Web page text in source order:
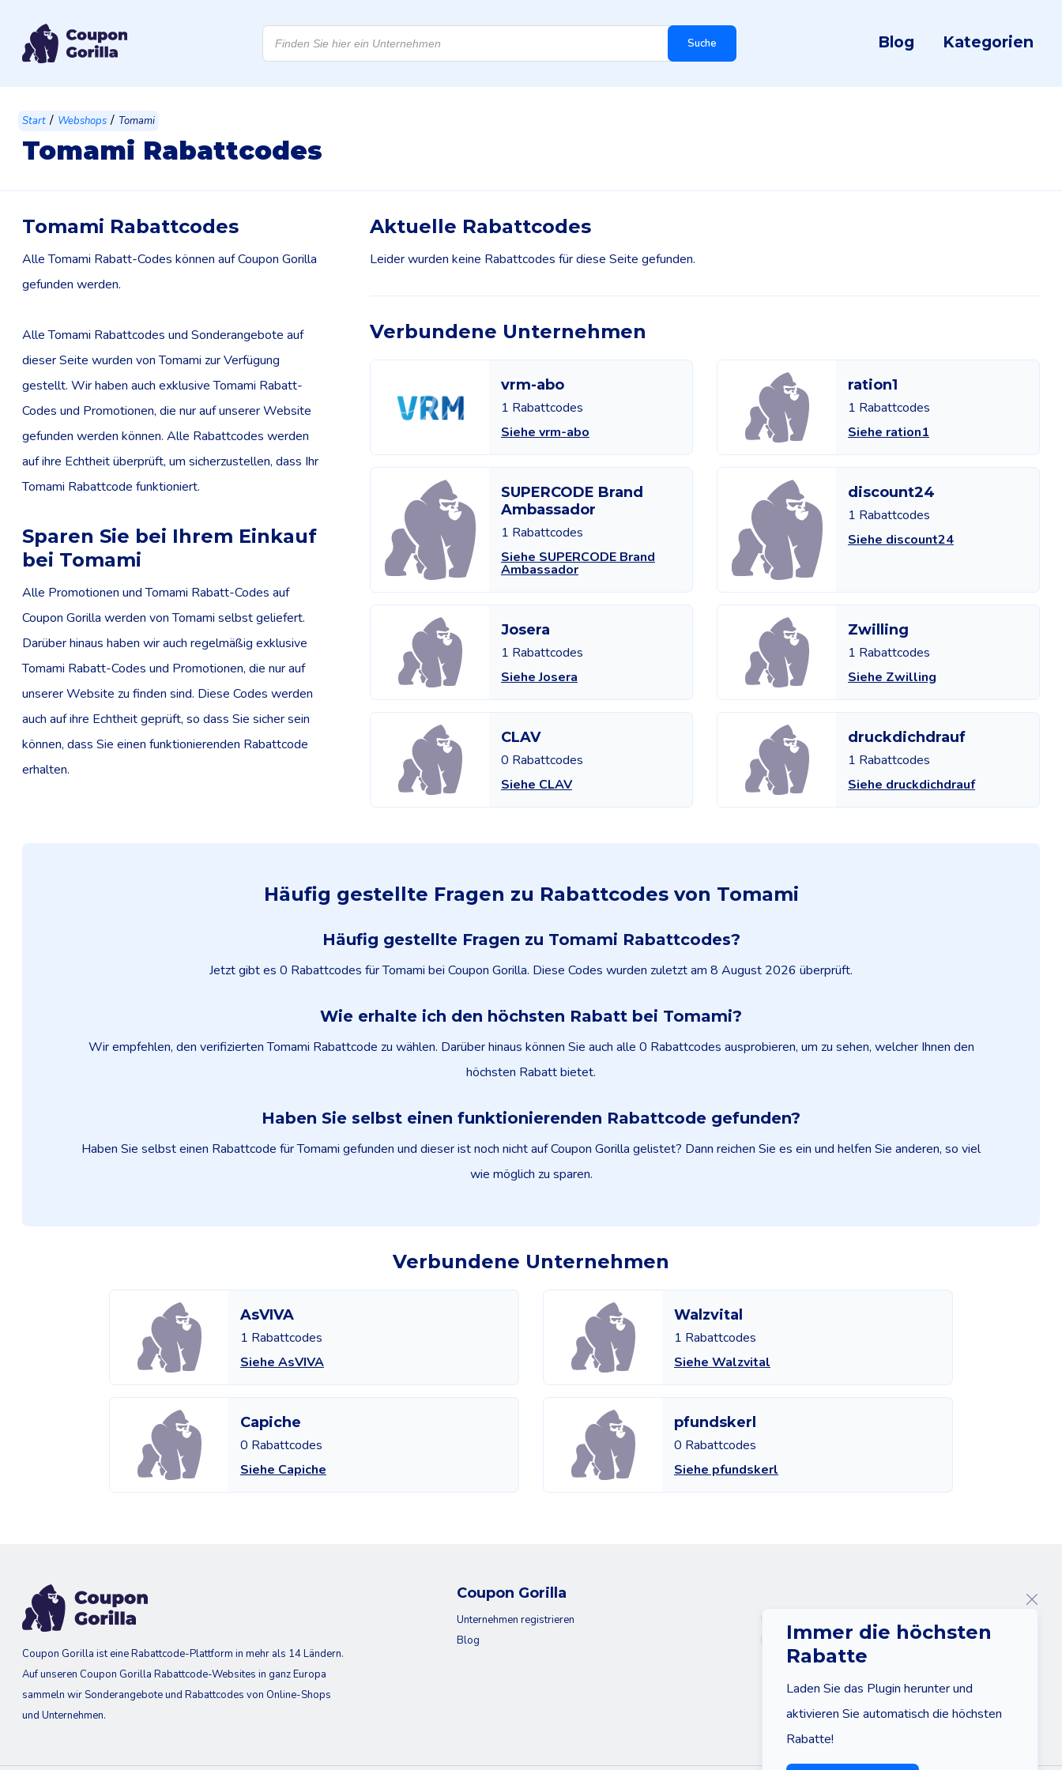
Products
search Suche Blog Kategorien
Start / Webshops / Tomami
Tomami Rabattcodes
Tomami Rabattcodes
Alle Tomami Rabatt-Codes können auf Coupon Gorilla
gefunden werden.
Alle Tomami Rabattcodes und Sonderangebote auf
dieser Seite wurden von Tomami zur Verfügung
gestellt. Wir haben auch exklusive Tomami Rabatt-
Codes und Promotionen, die nur auf unserer Website
gefunden werden können. Alle Rabattcodes werden
auf ihre Echtheit überprüft, um sicherzustellen, dass Ihr
Tomami Rabattcode funktioniert.
Sparen Sie bei Ihrem Einkauf
bei Tomami
Alle Promotionen und Tomami Rabatt-Codes auf
Coupon Gorilla werden von Tomami selbst geliefert.
Darüber hinaus haben wir auch regelmäßig exklusive
Tomami Rabatt-Codes und Promotionen, die nur auf
unserer Website zu finden sind. Diese Codes werden
auch auf ihre Echtheit geprüft, so dass Sie sicher sein
können, dass Sie einen funktionierenden Rabattcode
erhalten.
Aktuelle Rabattcodes
Leider wurden keine Rabattcodes für diese Seite gefunden.
Verbundene Unternehmen
vrm-abo
1 Rabattcodes
Siehe vrm-abo
ration1
1 Rabattcodes
Siehe ration1
SUPERCODE Brand
Ambassador
1 Rabattcodes
Siehe SUPERCODE Brand
Ambassador
discount24
1 Rabattcodes
Siehe discount24
Josera
1 Rabattcodes
Siehe Josera
Zwilling
1 Rabattcodes
Siehe Zwilling
CLAV
0 Rabattcodes
Siehe CLAV
druckdichdrauf
1 Rabattcodes
Siehe druckdichdrauf
Häufig gestellte Fragen zu Rabattcodes von Tomami
Häufig gestellte Fragen zu Tomami Rabattcodes?
Jetzt gibt es 0 Rabattcodes für Tomami bei Coupon Gorilla. Diese Codes wurden zuletzt am 8 August 2026 überprüft.
Wie erhalte ich den höchsten Rabatt bei Tomami?
Wir empfehlen, den verifizierten Tomami Rabattcode zu wählen. Darüber hinaus können Sie auch alle 0 Rabattcodes ausprobieren, um zu sehen, welcher Ihnen den
höchsten Rabatt bietet.
Haben Sie selbst einen funktionierenden Rabattcode gefunden?
Haben Sie selbst einen Rabattcode für Tomami gefunden und dieser ist noch nicht auf Coupon Gorilla gelistet? Dann reichen Sie es ein und helfen Sie anderen, so viel
wie möglich zu sparen.
Verbundene Unternehmen
AsVIVA
1 Rabattcodes
Siehe AsVIVA
Walzvital
1 Rabattcodes
Siehe Walzvital
Capiche
0 Rabattcodes
Siehe Capiche
pfundskerl
0 Rabattcodes
Siehe pfundskerl
Immer die höchsten
Rabatte
Laden Sie das Plugin herunter und
aktivieren Sie automatisch die höchsten
Rabatte!
Coupon Gorilla ist eine Rabattcode-Plattform in mehr als 14 Ländern.
Auf unseren Coupon Gorilla Rabattcode-Websites in ganz Europa
sammeln wir Sonderangebote und Rabattcodes von Online-Shops
und Unternehmen.
Coupon Gorilla
Unternehmen registrieren
Blog
Über uns
Kontakt